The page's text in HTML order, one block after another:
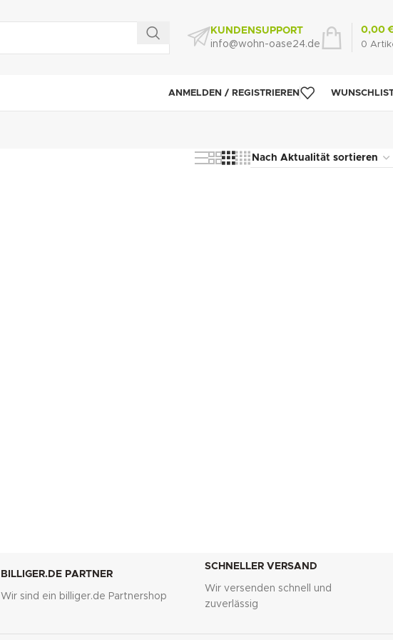
KUNDENSUPPORT
info@wohn-oase24.de
0
0,00
ANMELDEN / REGISTRIEREN
BILLIGER.DE PARTNER
Wir sind ein billiger.de Partnershop
SCHNELLER VERSAND
Wir versenden schnell und
zuverlässig